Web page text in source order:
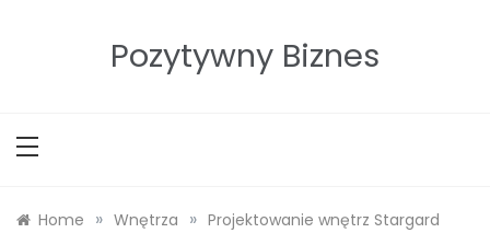
Pozytywny Biznes
Home » Wnętrza » Projektowanie wnętrz Stargard